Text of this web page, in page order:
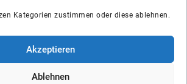
Kategorien zustimmen oder diese ablehnen.
Akzeptieren
Ablehnen